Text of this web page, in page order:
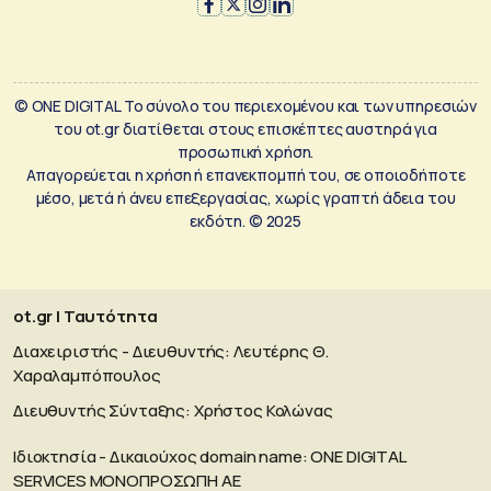
© ONE DIGITAL Το σύνολο του περιεχομένου και των υπηρεσιών
του ot.gr διατίθεται στους επισκέπτες αυστηρά για
προσωπική χρήση.
Απαγορεύεται η χρήση ή επανεκπομπή του, σε οποιοδήποτε
μέσο, μετά ή άνευ επεξεργασίας, χωρίς γραπτή άδεια του
εκδότη. © 2025
ot.gr | Ταυτότητα
Διαχειριστής - Διευθυντής: Λευτέρης Θ.
Χαραλαμπόπουλος
Διευθυντής Σύνταξης: Χρήστος Κολώνας
Ιδιοκτησία - Δικαιούχος domain name: ΟΝΕ DIGITAL
SERVICES MONOΠΡΟΣΩΠΗ ΑΕ